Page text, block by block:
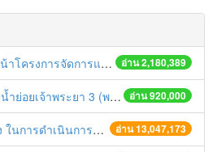
อ่าน 2,180,389
รแก้ไขปัญหาขยะ สัปดาห์ที่ 9/2558
อ่าน 920,000
ะนครศรีอยุธยา-ปทุมธานี) ครั้งที่ 1/2558
อ่าน 13,047,173
อบการตรวจราชการแบบบูรณาการ